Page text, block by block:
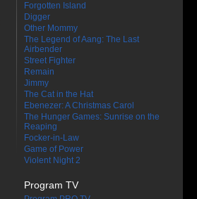
Forgotten Island
Digger
Other Mommy
The Legend of Aang: The Last
Airbender
Street Fighter
Remain
Jimmy
The Cat in the Hat
Ebenezer: A Christmas Carol
The Hunger Games: Sunrise on the
Reaping
Focker-in-Law
Game of Power
Violent Night 2
Program TV